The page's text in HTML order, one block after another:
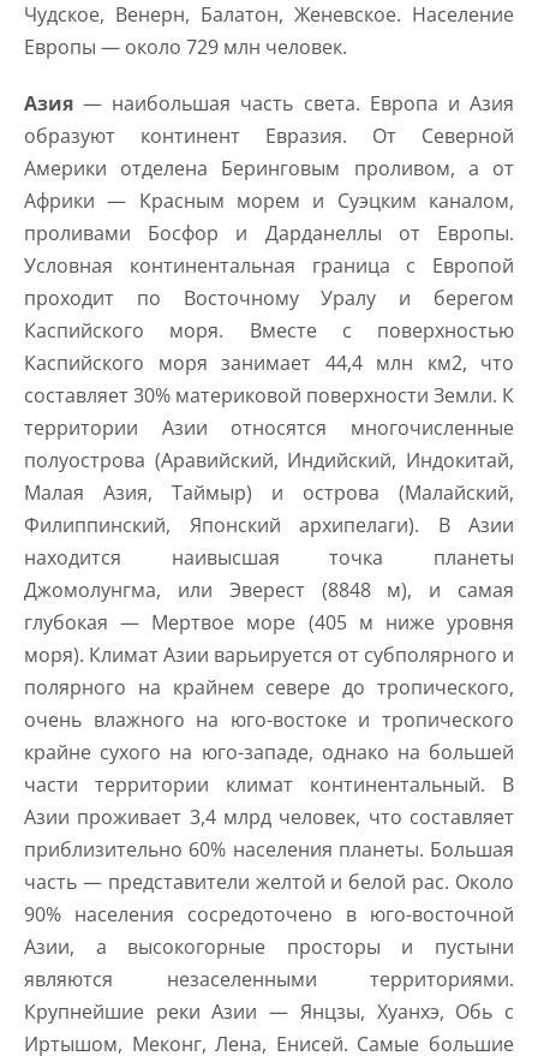
Чудское, Венерн, Балатон, Женевское. Население
Европы — около 729 млн человек.
Азия — наибольшая часть света. Европа и Азия
образуют континент Евразия. От Северной
Америки отделена Беринговым проливом, а от
Африки — Красным морем и Суэцким каналом,
проливами Босфор и Дарданеллы от Европы.
Условная континентальная граница с Европой
проходит по Восточному Уралу и берегом
Каспийского моря. Вместе с поверхностью
Каспийского моря занимает 44,4 млн км2, что
составляет 30% материковой поверхности Земли. К
территории Азии относятся многочисленные
полуострова (Аравийский, Индийский, Индокитай,
Малая Азия, Таймыр) и острова (Малайский,
Филиппинский, Японский архипелаги). В Азии
находится наивысшая точка планеты
Джомолунгма, или Эверест (8848 м), и самая
глубокая — Мертвое море (405 м ниже уровня
моря). Климат Азии варьируется от субполярного и
полярного на крайнем севере до тропического,
очень влажного на юго-востоке и тропического
крайне сухого на юго-западе, однако на большей
части территории климат континентальный. В
Азии проживает 3,4 млрд человек, что составляет
приблизительно 60% населения планеты. Большая
часть — представители желтой и белой рас. Около
90% населения сосредоточено в юго-восточной
Азии, а высокогорные просторы и пустыни
являются незаселенными территориями.
Крупнейшие реки Азии — Янцзы, Хуанхэ, Обь с
Иртышом, Меконг, Лена, Енисей. Самые большие